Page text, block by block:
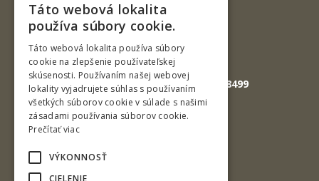
Tel.: +421-45-520 61 11
Fax: +421-45-533 00 27
E-mail: info@tuzvo.sk
GPS súradnice: 48.572024,19.118499
Táto webová lokalita
používa súbory cookie.
Táto webová lokalita používa súbory
cookie na zlepšenie používateľskej
skúsenosti. Používaním našej webovej
lokality vyjadrujete súhlas s používaním
všetkých súborov cookie v súlade s našimi
zásadami používania súborov cookie.
Prečítať viac
VÝKONNOSŤ
CIELENIE